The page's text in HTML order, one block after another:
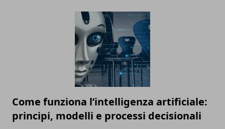
Come funziona l’intelligenza artificiale:
principi, modelli e processi decisionali